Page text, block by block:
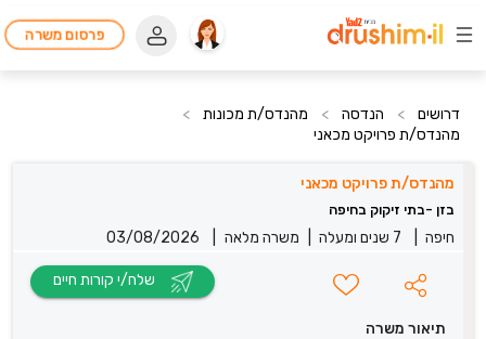
פרסום משרה
דרושים > הנדסה > מהנדס/ת מכונות
>
מהנדס/ת פרויקט מכאני
מהנדס/ת פרויקט מכאני
בזן -בתי זיקוק בחיפה
חיפה 7 שנים ומעלה משרה מלאה 03/08/2026
תיאור משרה